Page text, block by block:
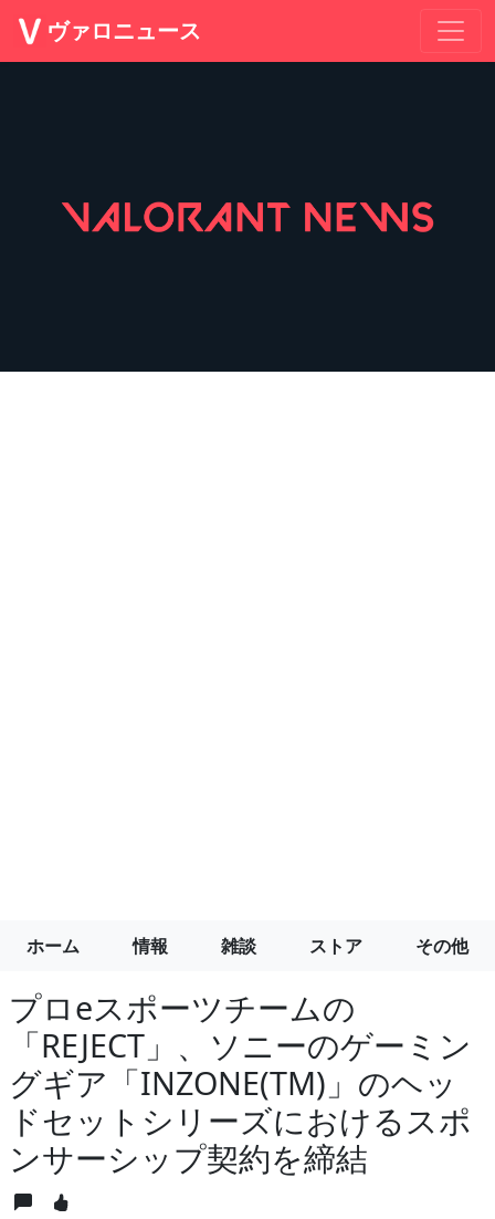
ヴァロニュース
ホーム 情報 雑談 ストア その他
プロeスポーツチームの
「REJECT」、ソニーのゲーミン
グギア「INZONE(TM)」のヘッ
ドセットシリーズにおけるスポ
ンサーシップ契約を締結